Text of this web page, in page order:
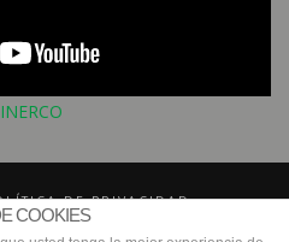
DE PRIVACIDAD
COOKIES